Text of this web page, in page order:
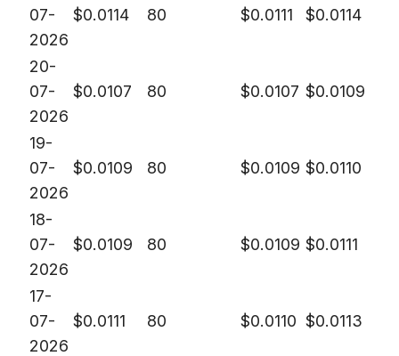
07-
2026
$0.0114 80 $0.0111 $0.0114
20-
07-
2026
$0.0107 80 $0.0107 $0.0109
19-
07-
2026
$0.0109 80 $0.0109 $0.0110
18-
07-
2026
$0.0109 80 $0.0109 $0.0111
17-
07-
2026
$0.0111 80 $0.0110 $0.0113